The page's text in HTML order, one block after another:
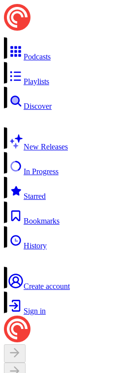
Podcasts
Playlists
Discover
New Releases
In Progress
Starred
Bookmarks
History
Create account
Sign in